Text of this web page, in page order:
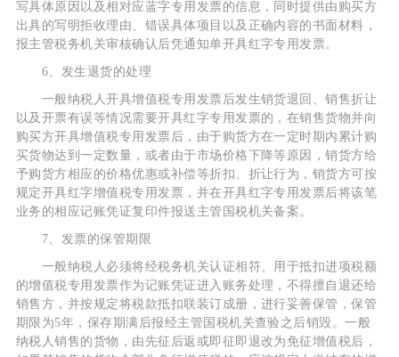
写具体原因以及相对应蓝字专用发票的信息，同时提供由购买方
出具的写明拒收理由、错误具体项目以及正确内容的书面材料，
报主管税务机关审核确认后凭通知单开具红字专用发票。
6、发生退货的处理
一般纳税人开具增值税专用发票后发生销货退回、销售折让
以及开票有误等情况需要开具红字专用发票的，在销售货物并向
购买方开具增值税专用发票后，由于购货方在一定时期内累计购
买货物达到一定数量，或者由于市场价格下降等原因，销货方给
予购货方相应的价格优惠或补偿等折扣、折让行为，销货方可按
规定开具红字增值税专用发票，并在开具红字专用发票后将该笔
业务的相应记账凭证复印件报送主管国税机关备案。
7、发票的保管期限
一般纳税人必须将经税务机关认证相符、用于抵扣进项税额
的增值税专用发票作为记账凭证进入账务处理，不得擅自退还给
销售方，并按规定将税款抵扣联装订成册，进行妥善保管，保管
期限为5年，保存期满后报经主管国税机关查验之后销毁。一般
纳税人销售的货物，由先征后返或即征即退改为免征增值税后，